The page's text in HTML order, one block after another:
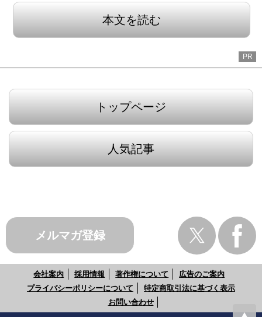
本文を読む
PR
トップページ
人気記事
メルマガ登録
会社案内 採用情報 著作権について
広告のご案内
プライバシーポリシーについて
特定商取引法に基づく表示
お問い合わせ